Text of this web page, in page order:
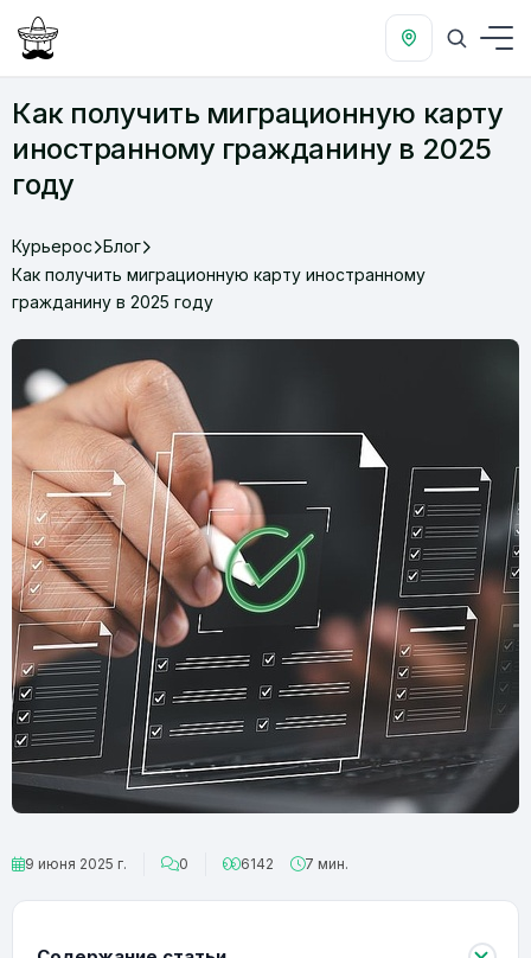
Как получить миграционную карту
иностранному гражданину в 2025
году
Курьерос Блог
Как получить миграционную карту иностранному
гражданину в 2025 году
9 июня 2025 г. 0 6142 7 мин.